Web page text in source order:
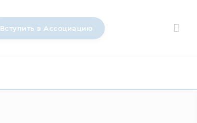
Вступить в Ассоциацию